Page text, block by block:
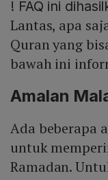
! FAQ ini
Lantas, apa
Quran yang
bawah ini
Amalan
Ada beberapa
untuk
Ramadan.